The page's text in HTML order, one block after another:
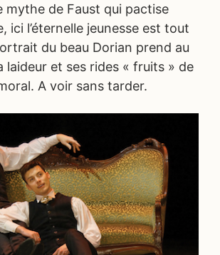
mythe de Faust qui pactise
ici l’éternelle jeunesse est tout
du beau Dorian prend au
laideur et ses rides « fruits » de
A voir sans tarder.